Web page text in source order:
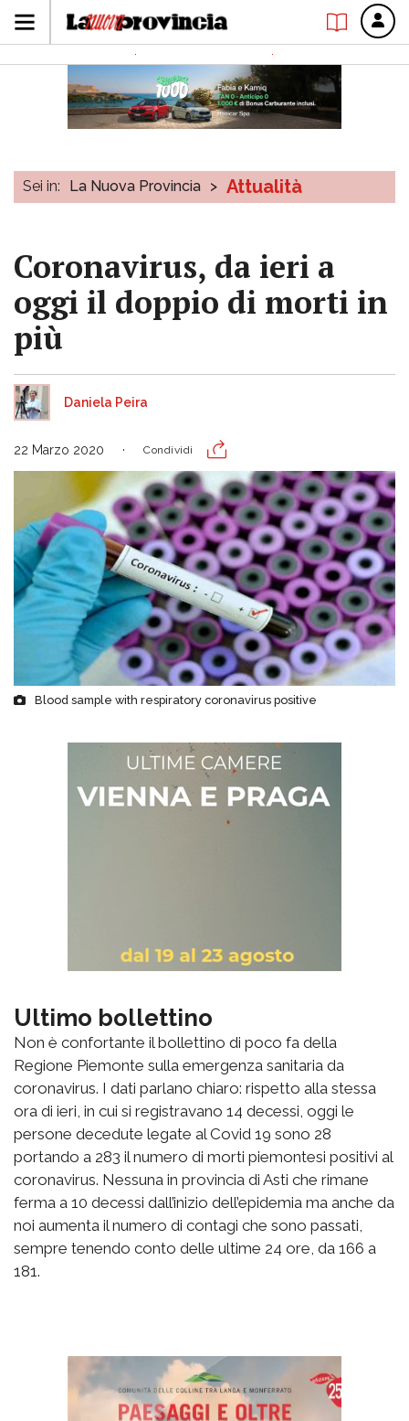
Sei in: La Nuova Provincia > Attualità
Coronavirus, da ieri a
oggi il doppio di morti in
più
Daniela Peira
22 Marzo 2020 Condividi
Blood sample with respiratory coronavirus positive
Ultimo bollettino
Non è confortante il bollettino di poco fa della
Regione Piemonte sulla emergenza sanitaria da
coronavirus. I dati parlano chiaro: rispetto alla stessa
ora di ieri, in cui si registravano 14 decessi, oggi le
persone decedute legate al Covid 19 sono 28
portando a 283 il numero di morti piemontesi positivi al
coronavirus. Nessuna in provincia di Asti che rimane
ferma a 10 decessi dall’inizio dell’epidemia ma anche da
noi aumenta il numero di contagi che sono passati,
sempre tenendo conto delle ultime 24 ore, da 166 a
181.